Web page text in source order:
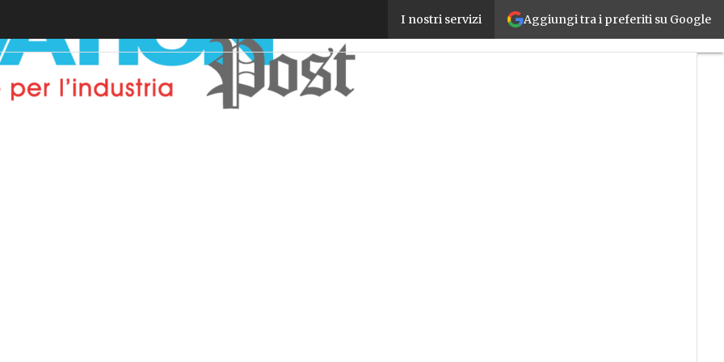
Aggiungi tra i preferiti su Google
I nostri servizi
Piemonte in formazione, presentati i corsi ITS e